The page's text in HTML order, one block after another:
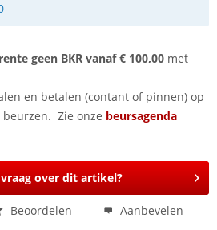
geen BKR vanaf € 100,00 met
en betalen (contant of pinnen) op
Zie onze beursagenda
over dit artikel?
Beoordelen Aanbevelen